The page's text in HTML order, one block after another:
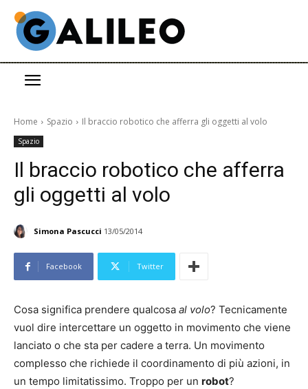
Home Spazio Il braccio robotico che afferra gli oggetti al volo
Spazio
Il braccio robotico che afferra
gli oggetti al volo
Simona Pascucci 13/05/2014
Facebook Twitter
Cosa significa prendere qualcosa al volo? Tecnicamente
vuol dire intercettare un oggetto in movimento che viene
lanciato o che sta per cadere a terra. Un movimento
complesso che richiede il coordinamento di più azioni, in
un tempo limitatissimo. Troppo per un robot?